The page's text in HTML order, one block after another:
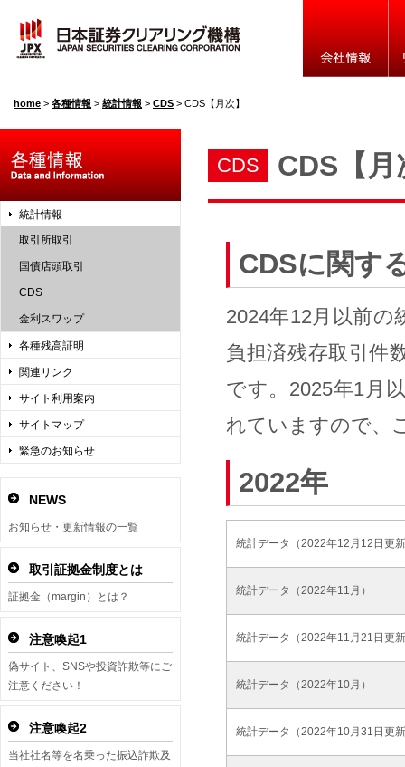
home > 各種情報 > 統計情報 > CDS > CDS【月次】
CDS CDS【月
CDSに関す
2024年12月以前
負担済残存取引件
です。2025年1月
れていますので、
2022年
統計データ（2022年12月12日更
統計データ（2022年11月）
統計データ（2022年11月21日更
統計データ（2022年10月）
統計データ（2022年10月31日更
統計情報
取引所取引
国債店頭取引
CDS
金利スワップ
各種残高証明
関連リンク
サイト利用案内
サイトマップ
緊急のお知らせ
NEWS
お知らせ・更新情報の一覧
取引証拠金制度とは
証拠金（margin）とは？
注意喚起1
偽サイト、SNSや投資詐欺等にご
注意ください！
注意喚起2
当社社名等を名乗った振込詐欺及